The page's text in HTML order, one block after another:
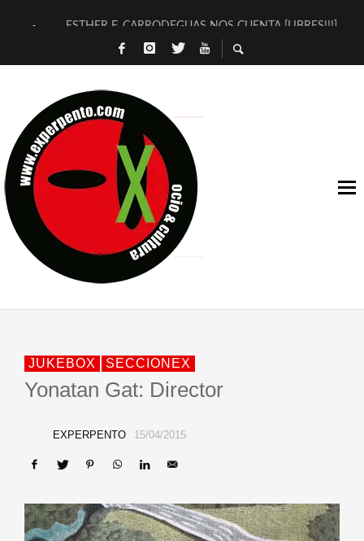
ESTHER F. CARRODEGUAS NOS CUENTA [LIBRES!!!]
[TERRA DE GUAPES] DE SANDRA MONFORT
TIMBRE 4, LA ESCUELA DEL DIRECTOR TEATRAL CLAUDIO
30 AÑOS (NO ES NADA) DE LA KATARSIS DEL TOMATAZO
MILITARES JUDÍAS EN #EXVITA
D’BALDOMEROS REINVENTAN [BITÁCORA 3.0] EN EXVITA
MARSHALL FLASH PRESENTA EN EXVITA [RELATIVA
JOFRE BARDAGÍ EN EXVITA INTERPRETANDO A SERRAT
JUKEBOX SECCIONEX
Yonatan Gat: Director
EXPERPENTO 15/04/2015